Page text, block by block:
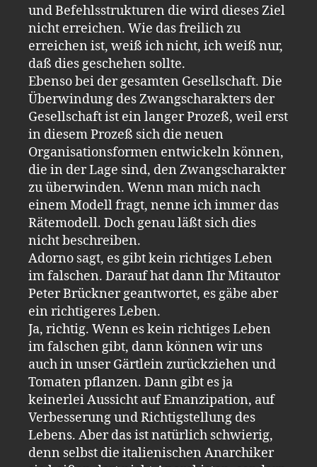
und Befehlsstrukturen die wird dieses Ziel
nicht erreichen. Wie das freilich zu
erreichen ist, weiß ich nicht, ich weiß nur,
daß dies geschehen sollte.
Ebenso bei der gesamten Gesellschaft. Die
Überwindung des Zwangscharakters der
Gesellschaft ist ein langer Prozeß, weil erst
in diesem Prozeß sich die neuen
Organisationsformen entwickeln können,
die in der Lage sind, den Zwangscharakter
zu überwinden. Wenn man mich nach
einem Modell fragt, nenne ich immer das
Rätemodell. Doch genau läßt sich dies
nicht beschreiben.
Adorno sagt, es gibt kein richtiges Leben
im falschen. Darauf hat dann Ihr Mitautor
Peter Brückner geantwortet, es gäbe aber
ein richtigeres Leben.
Ja, richtig. Wenn es kein richtiges Leben
im falschen gibt, dann können wir uns
auch in unser Gärtlein zurückziehen und
Tomaten pflanzen. Dann gibt es ja
keinerlei Aussicht auf Emanzipation, auf
Verbesserung und Richtigstellung des
Lebens. Aber das ist natürlich schwierig,
denn selbst die italienischen Anarchiker